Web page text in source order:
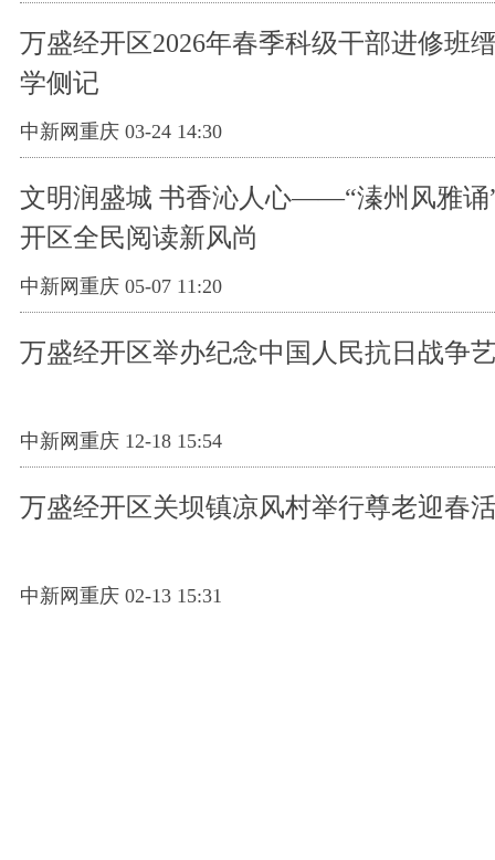
万盛经开区2026年春季科级干部进修班
学侧记
中新网重庆 03-24 14:30
文明润盛城 书香沁人心——“溱州风雅诵
开区全民阅读新风尚
中新网重庆 05-07 11:20
万盛经开区举办纪念中国人民抗日战争
中新网重庆 12-18 15:54
万盛经开区关坝镇凉风村举行尊老迎春
中新网重庆 02-13 15:31